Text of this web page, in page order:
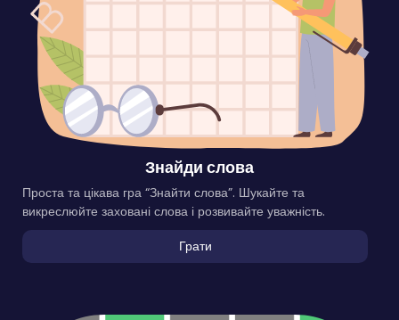
Знайди слова
Проста та цікава гра “Знайти слова”. Шукайте та
викреслюйте заховані слова і розвивайте уважність.
Грати